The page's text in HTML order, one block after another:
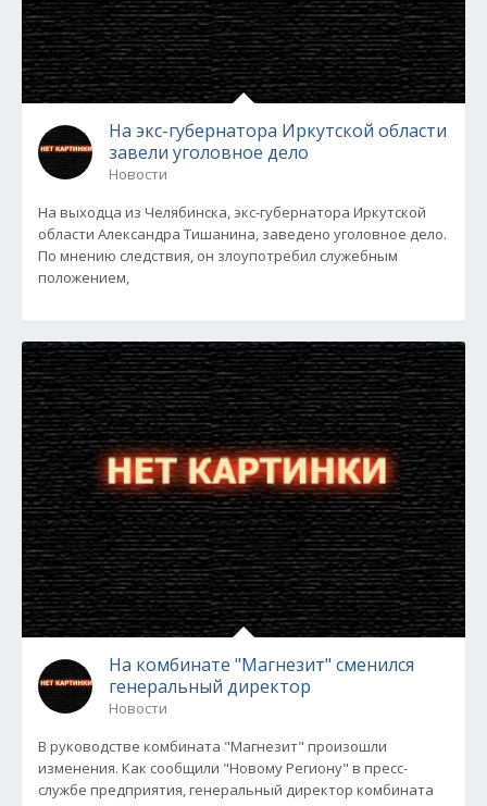
На экс-губернатора Иркутской области
завели уголовное дело
Новости
На выходца из Челябинска, экс-губернатора Иркутской
области Александра Тишанина, заведено уголовное дело.
По мнению следствия, он злоупотребил служебным
положением,
На комбинате "Магнезит" сменился
генеральный директор
Новости
В руководстве комбината "Магнезит" произошли
изменения. Как сообщили "Новому Региону" в пресс-
службе предприятия, генеральный директор комбината